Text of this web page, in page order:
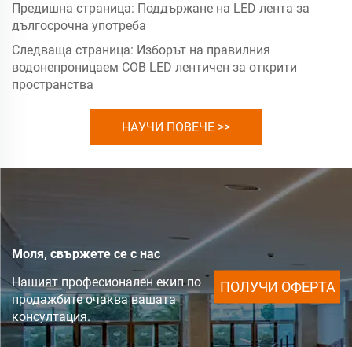
Предишна страница: Поддържане на LED лента за
дългосрочна употреба
Следваща страница: Изборът на правилния
водонепроницаем COB LED лентичен за открити
пространства
НАУЧИ ПОВЕЧЕ >>
Моля, свържете се с нас
Нашият професионален екип по
продажбите очаква вашата
консултация.
ПОЛУЧИ ОФЕРТА